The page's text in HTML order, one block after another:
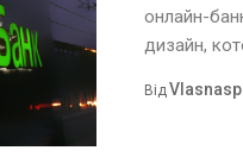
онлайн-
дизайн,
Від